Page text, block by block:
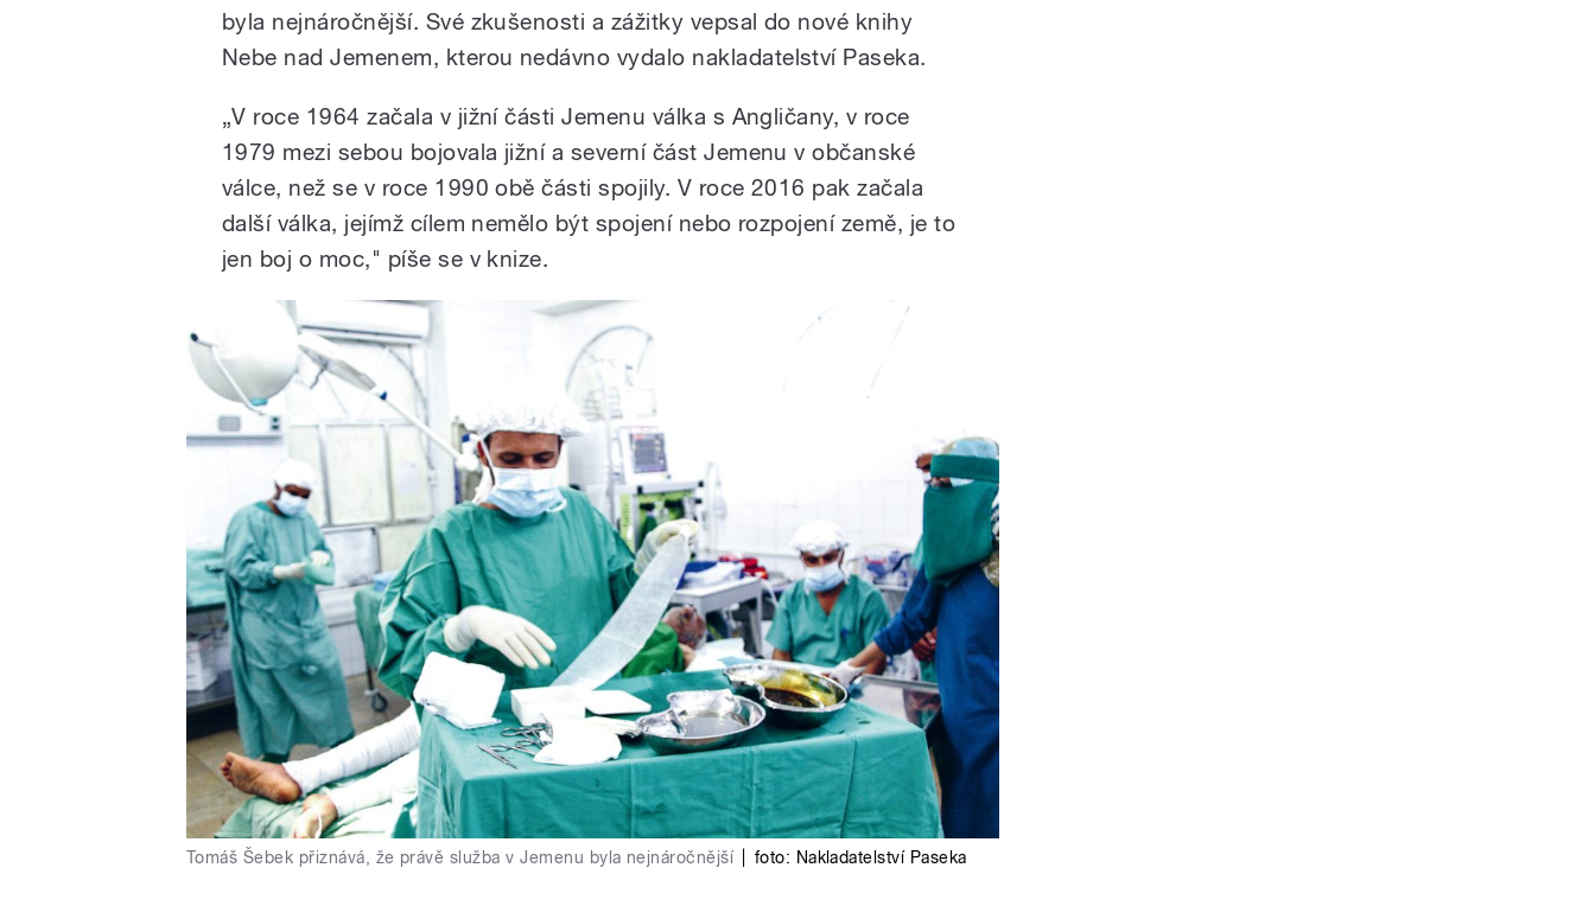
byla nejnáročnější. Své zkušenosti a zážitky vepsal do nové knihy
Nebe nad Jemenem, kterou nedávno vydalo nakladatelství Paseka.
„V roce 1964 začala v jižní části Jemenu válka s Angličany, v roce
1979 mezi sebou bojovala jižní a severní část Jemenu v občanské
válce, než se v roce 1990 obě části spojily. V roce 2016 pak začala
další válka, jejímž cílem nemělo být spojení nebo rozpojení země, je to
jen boj o moc," píše se v knize.
Tomáš Šebek přiznává, že právě služba v Jemenu byla nejnáročnější foto: Nakladatelství Paseka